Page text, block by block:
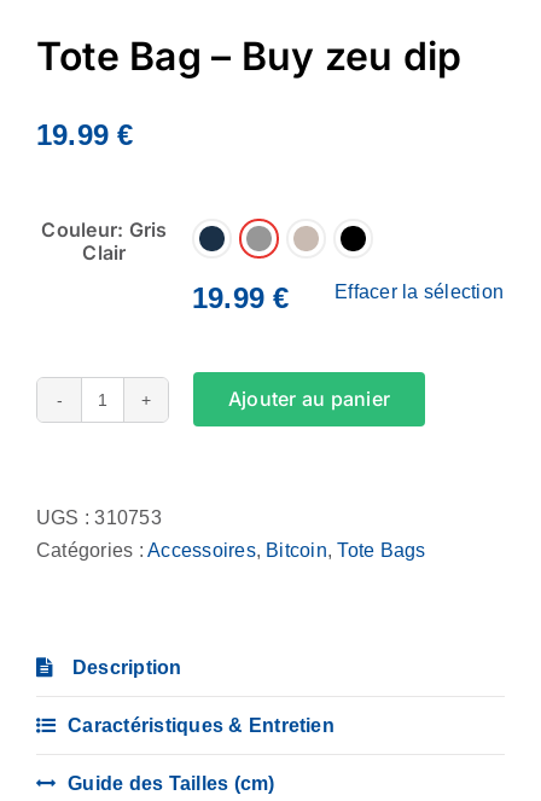
Tote Bag – Buy zeu dip
19.99€
Couleur: Gris
Clair
19.99€ Effacer la sélection
quantité
Bag
-
Ajouter au panier
UGS :310753
Catégories :Accessoires, Bitcoin,Tote Bags
Description
Caractéristiques & Entretien
Guide des Tailles (cm)